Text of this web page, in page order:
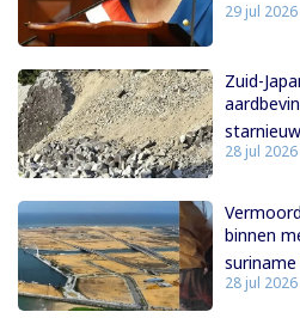
29 jul
Zuid-
28 jul
binnen
suriname
28 jul 2026